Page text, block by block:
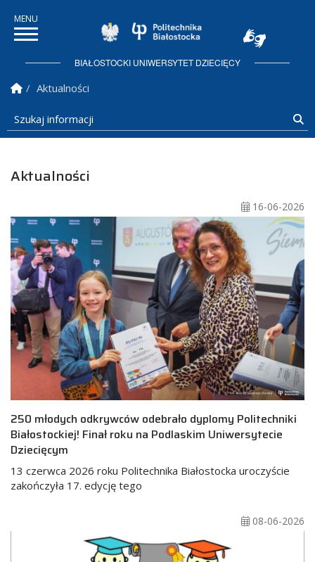
Politechnika
BIAŁOSTOCKI UNIWERSYTET DZIECIĘCY
Strona Główna
Aktualności
Szukaj informacji
Aktualności
16-06-2026
250 młodych odkrywców odebrało dyplomy Politechniki
Białostockiej! Finał roku na Podlaskim Uniwersytecie
Dziecięcym
13 czerwca 2026 roku Politechnika Białostocka uroczyście
zakończyła 17. edycję tego
08-06-2026